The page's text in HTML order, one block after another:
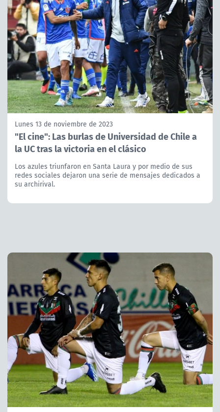
Lunes 13 de noviembre de 2023
"El cine": Las burlas de Universidad de Chile a
la UC tras la victoria en el clásico
Los azules triunfaron en Santa Laura y por medio de sus
redes sociales dejaron una serie de mensajes dedicados a
su archirival.